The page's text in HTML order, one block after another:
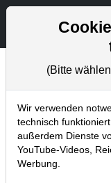
Trader-Blog
Home Blog
Charts -
(Bitte
Wir verwenden
technisch
außerdem Dienste
YouTube-Videos,
Werbung.